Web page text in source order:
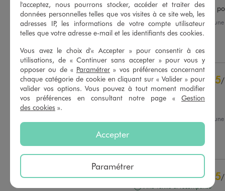
Basé sur 38 avis soumis à un
Voir tous les avis sur ce site
5étoiles
32
4étoiles
4
3étoiles
2
2étoiles
0
1étoile
Confortable. Il sera parfait
Avis du13/07/2026 , suite à
28/06/2026
par Francoise C.
Signaler
5/
Avis vérifié et récompensé
Super
, suite à
5/
Avis vérifié et récompensé
l'acceptez, nous pourrons stocker, accéder et traiter des
données personnelles telles que vos visites à ce site web, les
adresses IP, les informations de votre compte utilisateur
telles que votre adresse e-mail et les identifiants des cookies.
Vous avez le choix d'« Accepter » pour consentir à ces
utilisations, de « Continuer sans accepter » pour vous y
opposer ou de « Paramétrer » vos préférences concernant
chaque catégorie de cookie en cliquant sur « Valider » pour
valider vos options. Vous pouvez à tout moment modifier
vos préférences en consultant notre page « Gestion
des cookies ».
Accepter
Paramétrer